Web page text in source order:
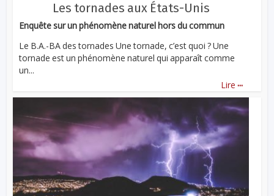
Les tornades aux États-Unis
Enquête sur un phénomène naturel hors du commun
Le B.A.-BA des tornades Une tornade, c’est quoi ? Une
tornade est un phénomène naturel qui apparaît comme
un...
Lire ...